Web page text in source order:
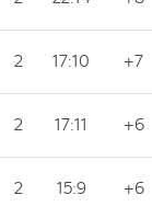
2 17:10 +7
2 17:11 +6
2 15:9 +6